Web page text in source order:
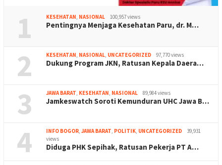
1 KESEHATAN, NASIONAL 100,957 views
Pentingnya Menjaga Kesehatan Paru, dr. M…
2 KESEHATAN, NASIONAL, UNCATEGORIZED 97,770 views
Dukung Program JKN, Ratusan Kepala Daera…
3 JAWA BARAT, KESEHATAN, NASIONAL 89,984 views
Jamkeswatch Soroti Kemunduran UHC Jawa B…
4 INFO BOGOR, JAWA BARAT, POLITIK, UNCATEGORIZED
39,931
views
Diduga PHK Sepihak, Ratusan Pekerja PT A…